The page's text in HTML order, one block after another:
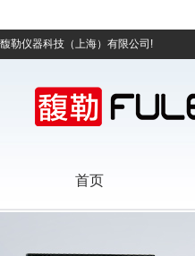
馥勒仪器科技（上海）有限公司!
首页